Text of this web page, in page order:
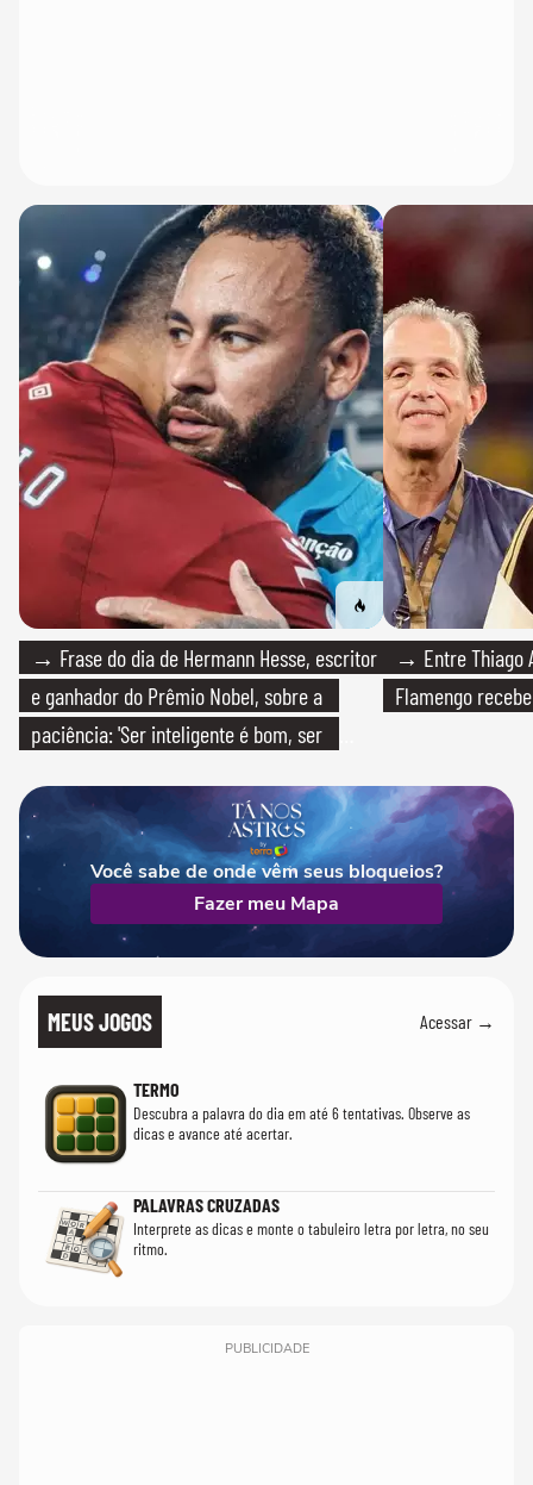
→ Frase do dia de Hermann Hesse, escritor
e ganhador do Prêmio Nobel, sobre a
paciência: 'Ser inteligente é bom, ser
→ Entre Thiago
Flamengo
Você sabe de onde vêm seus bloqueios?
Fazer meu Mapa
MEUS JOGOS Acessar →
TERMO
Descubra a palavra do dia em até 6 tentativas. Observe as
dicas e avance até acertar.
PALAVRAS CRUZADAS
Interprete as dicas e monte o tabuleiro letra por letra, no seu
ritmo.
PUBLICIDADE